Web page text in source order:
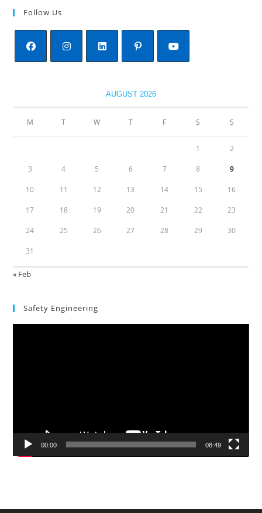
Follow Us
tab
tab
a
tab
tab
AUGUST 2026
M T W T F S S
1 2
3 4 5 6 7 8 9
10 11 12 13 14 15 16
17 18 19 20 21 22 23
24 25 26 27 28 29 30
31
« Feb
Safety Engineering
00:00 08:49